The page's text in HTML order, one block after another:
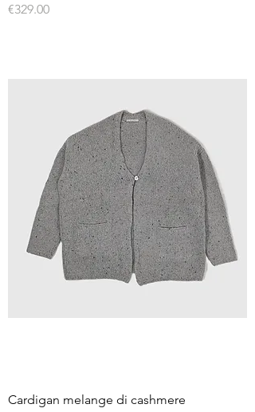
Price
€329.00
Cardigan melange di cashmere